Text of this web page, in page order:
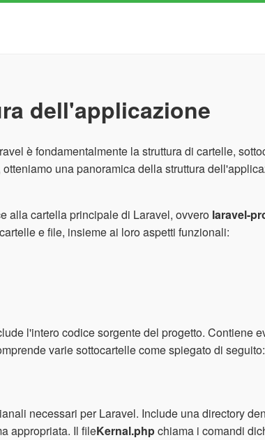
dell'applicazione
è fondamentalmente la struttura di cartelle,
una panoramica della struttura
alla cartella principale di Laravel, ovvero laravel-
e file, insieme ai loro aspetti funzionali:
l'intero codice sorgente del progetto. Contiene
varie sottocartelle come spiegato di seguito:
necessari per Laravel. Include una directory
appropriata. Il fileKernal.phpchiama i comandi